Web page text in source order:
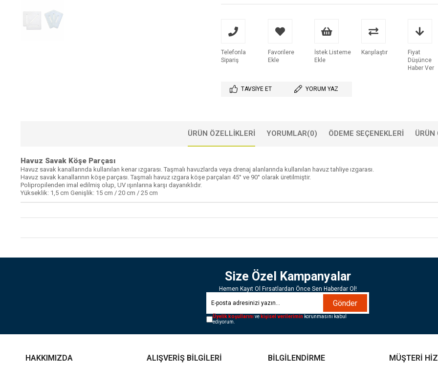
Telefonla
Sipariş
Favorilere
Ekle
İstek Listeme
Ekle
Karşılaştır
Fiyat
Düşünce
Haber Ver
TAVSIYE ET YORUM YAZ
ÜRÜN ÖZELLIKLERI YORUMLAR(0) ÖDEME SEÇENEKLERI ÜRÜN
Havuz Savak Köşe Parçası
Havuz savak kanallarında kullanılan kenar ızgarası. Taşmalı havuzlarda veya drenaj alanlarında kullanılan havuz tahliye ızgarası.
Havuz savak kanallarının köşe parçası. Taşmalı havuz ızgara köşe parçaları 45° ve 90° olarak üretilmiştir.
Polipropilenden imal edilmiş olup, UV ışınlarına karşı dayanıklıdır.
Yükseklik: 1,5 cm Genişlik: 15 cm / 20 cm / 25 cm
Size Özel Kampanyalar
Hemen Kayıt Ol Fırsatlardan Önce Sen Haberdar Ol!
Gönder
Üyelik koşullarınıve kişisel verileriminkorunmasını kabul
ediyorum.
HAKKIMIZDA ALIŞVERİŞ BİLGİLERİ BİLGİLENDİRME MÜŞTERİ